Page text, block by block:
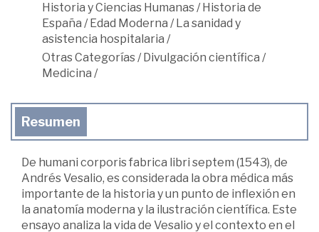
Historia y Ciencias Humanas/Historia de
España /Edad Moderna /La sanidad y
asistencia hospitalaria /
Otras Categorías/Divulgación científica /
Medicina /
Resumen
De humani corporis fabrica libri septem (1543), de
Andrés Vesalio, es considerada la obra médica más
importante de la historia y un punto de inflexión en
la anatomía moderna y la ilustración científica. Este
ensayo analiza la vida de Vesalio y el contexto en el